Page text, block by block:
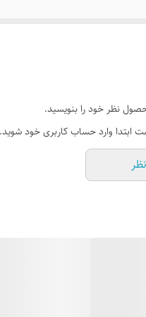
نظر خود را بنویسید.
ابتدا وارد حساب کاربری خود شوید.